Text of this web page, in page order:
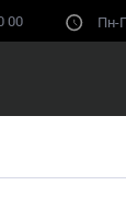
00 Пн-